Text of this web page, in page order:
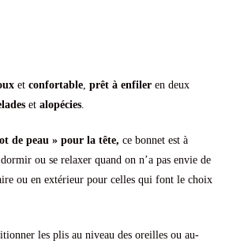
et confortable, prêt à enfiler en deux
et alopécies.
de peau » pour la tête, ce bonnet est à
ou se relaxer quand on n’a pas envie de
ou en extérieur pour celles qui font le choix
les plis au niveau des oreilles ou au-